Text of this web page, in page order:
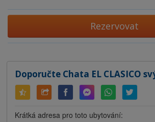
Rezervovat
Doporučte Chata EL CLASICO
Krátká adresa pro toto ubytování: